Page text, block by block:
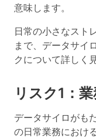
意味します。
日常の小さなスト
まで、データサイ
クについて詳しく
リスク1：
データサイロがも
の日常業務におけ